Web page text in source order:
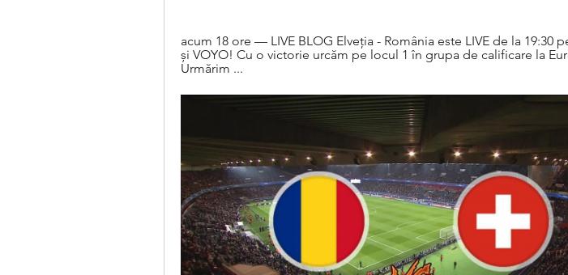
acum 18 ore — LIVE BLOG Elveția - România este LIVE de la 19:30
și VOYO! Cu o victorie urcăm pe locul 1 în grupa de calificare la
Urmărim ...